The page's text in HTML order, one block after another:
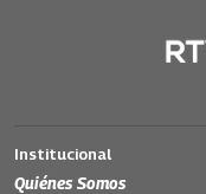
Institucional
Quiénes Somos